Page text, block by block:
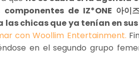
de IZ*ONE 아이
chicas que ya tenían en
con Woollim Entertainment.
en el segundo grupo